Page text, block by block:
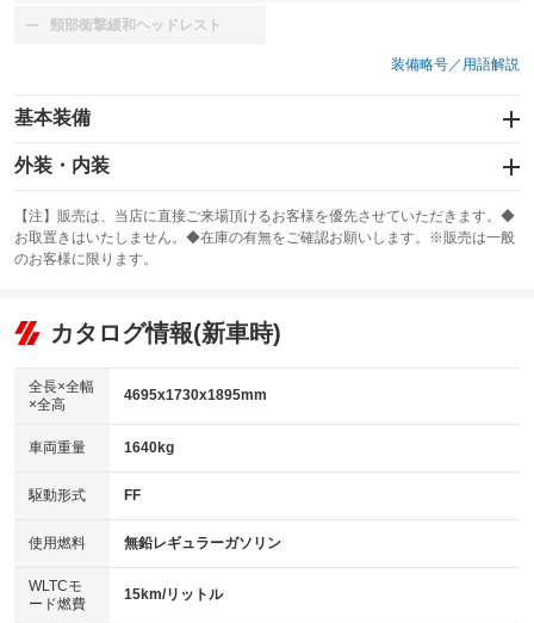
頸部衝撃緩和ヘッドレスト
：装備なし
装備略号／用語解説
基本装備
エアバッグ：運転席/助手席/サイド
：装備あり
：装備あり
サンルーフ
：装備なし ABS
リフトアップ
：装備なし
：装備なし
パワーウィンドウ
アイドリングストップ
：装備なし
USB入力端子
：装備なし
100V電源
：装備なし
センターデフロック
：装備なし
外装・内装
カーナビ：メモリーナビ他
：装備あり
TV：フルセグ
：装備あり
ビジュアル
：装備なし
：装備あり
革シート
キーレス
HID(キセノンライト)
：装備なし
バックカメラ
：装備あり
エアロ
：装備なし
【注】販売は、当店に直接ご来場頂けるお客様を優先させていただきます。◆
お取置きはいたしません。◆在庫の有無をご確認お願いします。※販売は一般
のお客様に限ります。
カタログ情報(新車時)
全長×全幅
×全高
4695x1730x1895mm
車両重量 1640kg
駆動形式 FF
使用燃料 無鉛レギュラーガソリン
WLTCモ
ード燃費
15km/リットル